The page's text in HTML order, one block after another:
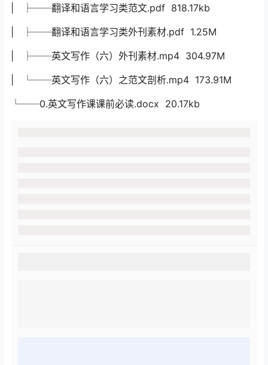
| ├──翻译和语言学习类范文.pdf 818.17kb
| ├──翻译和语言学习类外刊素材.pdf 1.25M
| ├──英文写作（六）外刊素材.mp4 304.97M
| └──英文写作（六）之范文剖析.mp4 173.91M
└──0.英文写作课课前必读.docx 20.17kb